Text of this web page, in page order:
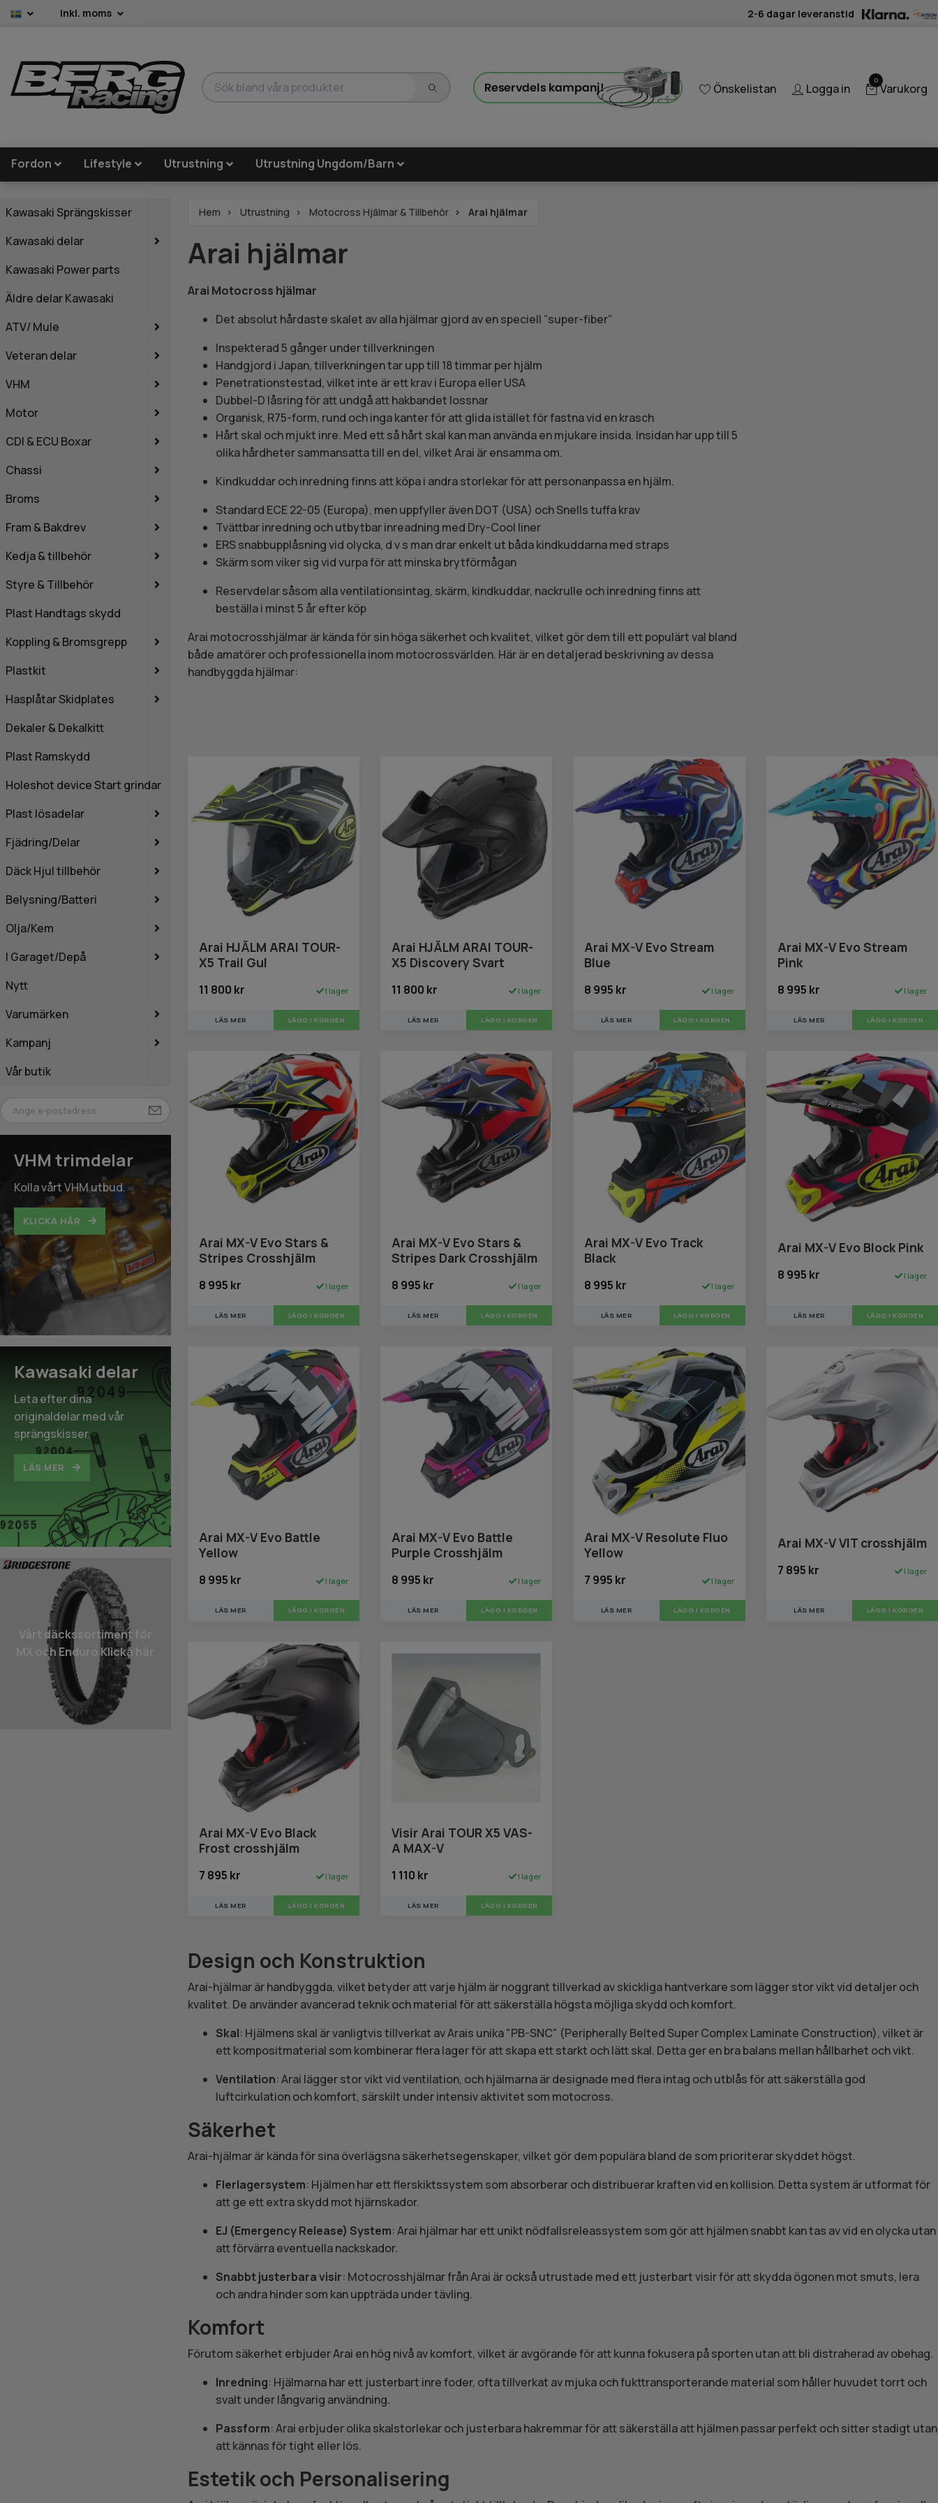
Inkl. moms 2-6 dagar leveranstid
Önskelistan Logga in
0
Varukorg
Fordon Lifestyle Utrustning Utrustning Ungdom/Barn
Kawasaki Sprängskisser
Kawasaki delar
Kawasaki Power parts
Äldre delar Kawasaki
ATV/ Mule
Veteran delar
VHM
Motor
CDI & ECU Boxar
Chassi
Broms
Fram & Bakdrev
Kedja & tillbehör
Styre & Tillbehör
Plast Handtags skydd
Koppling & Bromsgrepp
Plastkit
Hasplåtar Skidplates
Dekaler & Dekalkitt
Plast Ramskydd
Holeshot device Start grindar
Plast lösadelar
Fjädring/Delar
Däck Hjul tillbehör
Belysning/Batteri
Olja/Kem
I Garaget/Depå
Nytt
Varumärken
Kampanj
Vår butik
VHM trimdelar
Kolla vårt VHM utbud.
KLICKA HÄR
Kawasaki delar
Leta efter dina
originaldelar med vår
sprängskisser.
LÄS MER
Vårt däcks­sortiment för
MX och Enduro Klicka här
Hem Utrustning Motocross Hjälmar & Tillbehör Arai hjälmar
Arai hjälmar
Arai Motocross hjälmar
Det absolut hårdaste skalet av alla hjälmar gjord av en speciell ”super-fiber”
Inspekterad 5 gånger under tillverkningen
Handgjord i Japan, tillverkningen tar upp till 18 timmar per hjälm
Penetrationstestad, vilket inte är ett krav i Europa eller USA
Dubbel-D låsring för att undgå att hakbandet lossnar
Organisk, R75-form, rund och inga kanter för att glida istället för fastna vid en krasch
Hårt skal och mjukt inre. Med ett så hårt skal kan man använda en mjukare insida. Insidan har upp till 5
olika hårdheter sammansatta till en del, vilket Arai är ensamma om.
Kindkuddar och inredning finns att köpa i andra storlekar för att personanpassa en hjälm.
Standard ECE 22-05 (Europa), men uppfyller även DOT (USA) och Snells tuffa krav
Tvättbar inredning och utbytbar inreadning med Dry-Cool liner
ERS snabbupplåsning vid olycka, d v s man drar enkelt ut båda kindkuddarna med straps
Skärm som viker sig vid vurpa för att minska brytförmågan
Reservdelar såsom alla ventilationsintag, skärm, kindkuddar, nackrulle och inredning finns att
beställa i minst 5 år efter köp
Arai motocrosshjälmar är kända för sin höga säkerhet och kvalitet, vilket gör dem till ett populärt val bland
både amatörer och professionella inom motocrossvärlden. Här är en detaljerad beskrivning av dessa
handbyggda hjälmar:
Arai HJÄLM ARAI TOUR-
X5 Trail Gul
11 800 kr I lager
LÄS MER LÄGG I KORGEN
Arai HJÄLM ARAI TOUR-
X5 Discovery Svart
11 800 kr I lager
LÄS MER LÄGG I KORGEN
Arai MX-V Evo Stream
Blue
8 995 kr I lager
LÄS MER LÄGG I KORGEN
Arai MX-V Evo Stream
Pink
8 995 kr I lager
LÄS MER LÄGG I KORGEN
Arai MX-V Evo Stars &
Stripes Crosshjälm
8 995 kr I lager
LÄS MER LÄGG I KORGEN
Arai MX-V Evo Stars &
Stripes Dark Crosshjälm
8 995 kr I lager
LÄS MER LÄGG I KORGEN
Arai MX-V Evo Track
Black
8 995 kr I lager
LÄS MER LÄGG I KORGEN
Arai MX-V Evo Block Pink
8 995 kr I lager
LÄS MER LÄGG I KORGEN
Arai MX-V Evo Battle
Yellow
8 995 kr I lager
LÄS MER LÄGG I KORGEN
Arai MX-V Evo Battle
Purple Crosshjälm
8 995 kr I lager
LÄS MER LÄGG I KORGEN
Arai MX-V Resolute Fluo
Yellow
7 995 kr I lager
LÄS MER LÄGG I KORGEN
Arai MX-V VIT crosshjälm
7 895 kr I lager
LÄS MER LÄGG I KORGEN
Arai MX-V Evo Black
Frost crosshjälm
7 895 kr I lager
LÄS MER LÄGG I KORGEN
Visir Arai TOUR X5 VAS-
A MAX-V
1 110 kr I lager
LÄS MER LÄGG I KORGEN
Design och Konstruktion
Arai-hjälmar är handbyggda, vilket betyder att varje hjälm är noggrant tillverkad av skickliga hantverkare som lägger stor vikt vid detaljer och
kvalitet. De använder avancerad teknik och material för att säkerställa högsta möjliga skydd och komfort.
Skal: Hjälmens skal är vanligtvis tillverkat av Arais unika "PB-SNC" (Peripherally Belted Super Complex Laminate Construction), vilket är
ett kompositmaterial som kombinerar flera lager för att skapa ett starkt och lätt skal. Detta ger en bra balans mellan hållbarhet och vikt.
Ventilation: Arai lägger stor vikt vid ventilation, och hjälmarna är designade med flera intag och utblås för att säkerställa god
luftcirkulation och komfort, särskilt under intensiv aktivitet som motocross.
Säkerhet
Arai-hjälmar är kända för sina överlägsna säkerhetsegenskaper, vilket gör dem populära bland de som prioriterar skyddet högst.
Flerlagersystem: Hjälmen har ett flerskiktssystem som absorberar och distribuerar kraften vid en kollision. Detta system är utformat för
att ge ett extra skydd mot hjärnskador.
EJ (Emergency Release) System: Arai hjälmar har ett unikt nödfallsreleassystem som gör att hjälmen snabbt kan tas av vid en olycka utan
att förvärra eventuella nackskador.
Snabbt justerbara visir: Motocrosshjälmar från Arai är också utrustade med ett justerbart visir för att skydda ögonen mot smuts, lera
och andra hinder som kan uppträda under tävling.
Komfort
Förutom säkerhet erbjuder Arai en hög nivå av komfort, vilket är avgörande för att kunna fokusera på sporten utan att bli distraherad av obehag.
Inredning: Hjälmarna har ett justerbart inre foder, ofta tillverkat av mjuka och fukttransporterande material som håller huvudet torrt och
svalt under långvarig användning.
Passform: Arai erbjuder olika skalstorlekar och justerbara hakremmar för att säkerställa att hjälmen passar perfekt och sitter stadigt utan
att kännas för tight eller lös.
Estetik och Personalisering